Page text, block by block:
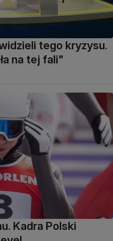
tego kryzysu.
na tej fali"
Kadra Polski